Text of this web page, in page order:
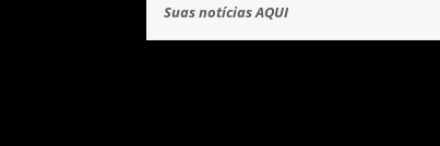
Suas notícias AQUI